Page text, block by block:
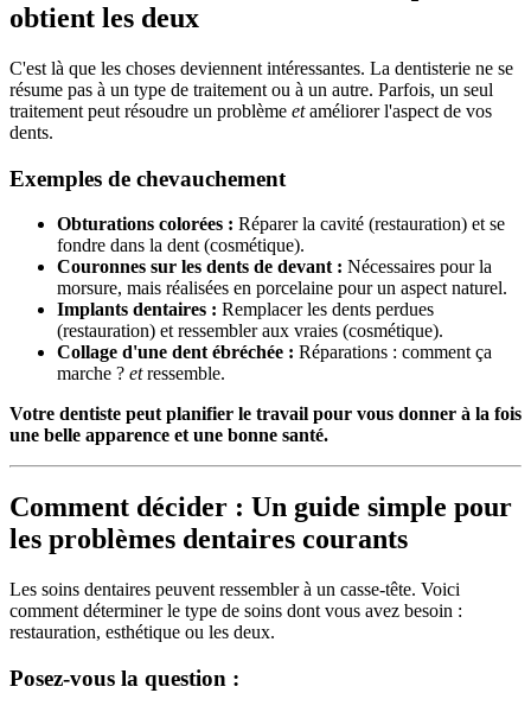
obtient les deux
C'est là que les choses deviennent intéressantes. La dentisterie ne se
résume pas à un type de traitement ou à un autre. Parfois, un seul
traitement peut résoudre un problème etaméliorer l'aspect de vos
dents.
Exemples de chevauchement
Obturations colorées : Réparer la cavité (restauration) et se
fondre dans la dent (cosmétique).
Couronnes sur les dents de devant : Nécessaires pour la
morsure, mais réalisées en porcelaine pour un aspect naturel.
Implants dentaires : Remplacer les dents perdues
(restauration) et ressembler aux vraies (cosmétique).
Collage d'une dent ébréchée : Réparations : comment ça
marche ? etressemble.
Votre dentiste peut planifier le travail pour vous donner à la fois
une belle apparence et une bonne santé.
Comment décider : Un guide simple pour
les problèmes dentaires courants
Les soins dentaires peuvent ressembler à un casse-tête. Voici
comment déterminer le type de soins dont vous avez besoin :
restauration, esthétique ou les deux.
Posez-vous la question :